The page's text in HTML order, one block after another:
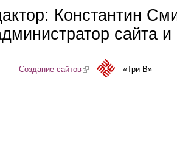
Константин
сайта
Создание сайтов(link is external)«Три-В»